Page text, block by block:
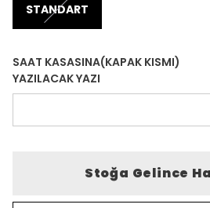
STANDART
SAAT KASASINA(KAPAK KISMI)
YAZILACAK YAZI
Stoğa Gelince